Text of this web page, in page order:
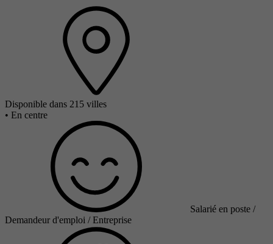
Disponible dans 215 villes
• En centre
Salarié en poste /
Demandeur d'emploi / Entreprise